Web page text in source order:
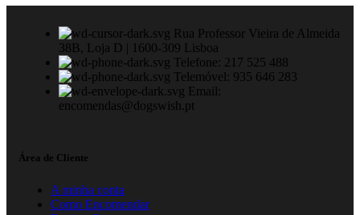
Rua Professor Vieira de Almeida
38B, Loja D | 1600-309 Lisboa
Telefone: 217 525 488
Telemóvel: 935 646 283
Email:
encomendas@dogswish.pt
Área de Cliente
A minha conta
Como Encomendar